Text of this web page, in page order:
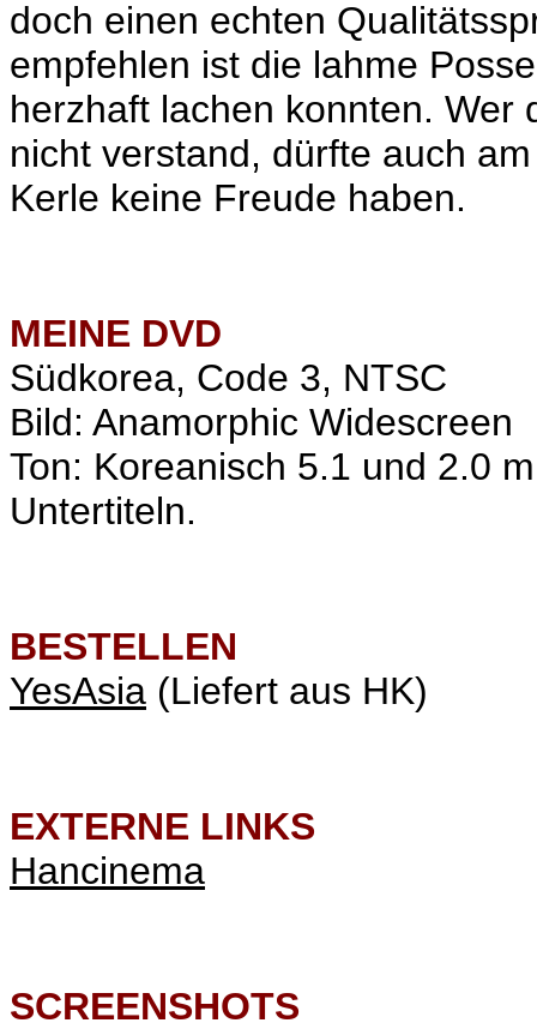
doch einen echten
empfehlen ist die lahme
herzhaft lachen konnten. Wer
nicht verstand, dürfte auch
Kerle keine Freude haben.
MEINE DVD
Südkorea, Code 3, NTSC
Bild: Anamorphic Widescreen
Ton: Koreanisch 5.1 und 2.0
Untertiteln.
BESTELLEN
YesAsia (Liefert aus HK)
EXTERNE LINKS
Hancinema
SCREENSHOTS